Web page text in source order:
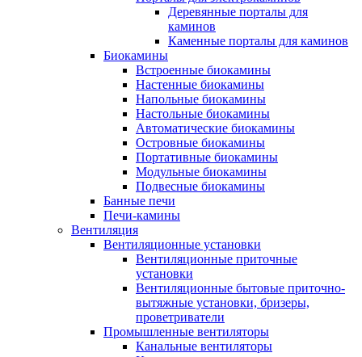
Деревянные порталы для
каминов
Каменные порталы для каминов
Биокамины
Встроенные биокамины
Настенные биокамины
Напольные биокамины
Настольные биокамины
Автоматические биокамины
Островные биокамины
Портативные биокамины
Модульные биокамины
Подвесные биокамины
Банные печи
Печи-камины
Вентиляция
Вентиляционные установки
Вентиляционные приточные
установки
Вентиляционные бытовые приточно-
вытяжные установки, бризеры,
проветриватели
Промышленные вентиляторы
Канальные вентиляторы